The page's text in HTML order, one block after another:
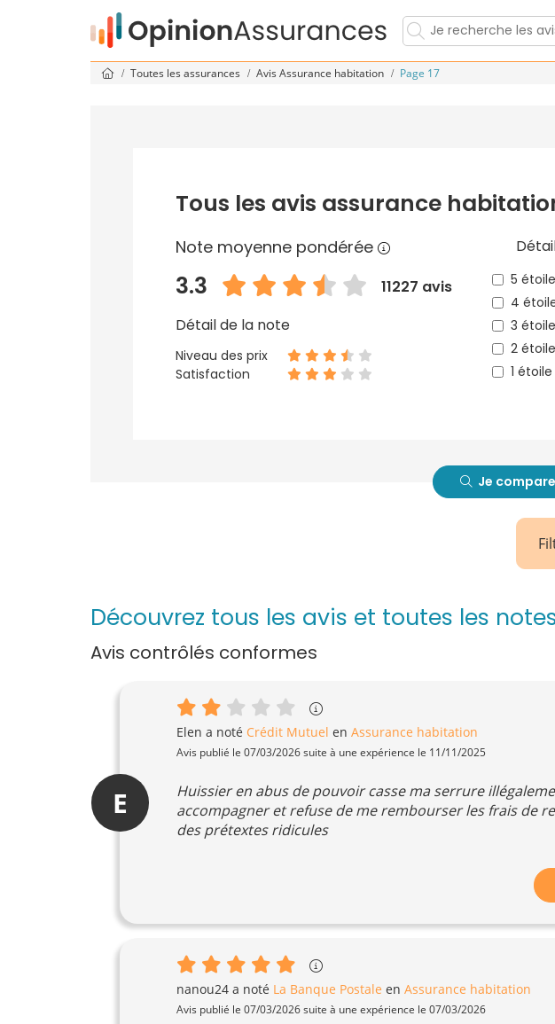
Toutes les assurances Avis Assurance habitation Page 17
Tous les avis assurance
Note moyenne pondérée
3.3
11227 avis
Détail de la note
Niveau des prix
Satisfaction
5
4
3
2
1 étoile
Je
Découvrez tous les avis et toutes les
Avis contrôlés conformes
E
Elen a noté Crédit Mutuel en Assurance habitation
Avis publié le 07/03/2026 suite à une expérience le 11/11/2025
Huissier en abus de pouvoir casse ma serrure
accompagner et refuse de me rembourser les frais de
des prétextes ridicules
nanou24 a noté La Banque Postale en Assurance habitation
Avis publié le 07/03/2026 suite à une expérience le 07/03/2026